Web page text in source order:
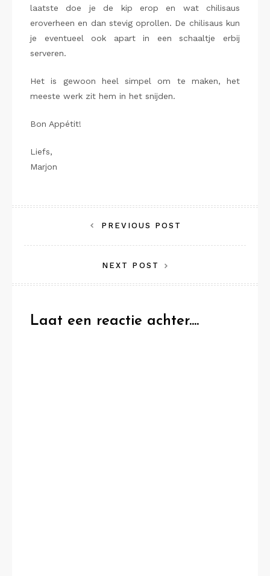
laatste doe je de kip erop en wat chilisaus
eroverheen en dan stevig oprollen. De chilisaus kun
je eventueel ook apart in een schaaltje erbij
serveren.
Het is gewoon heel simpel om te maken, het
meeste werk zit hem in het snijden.
Bon Appétit!
Liefs,
Marjon
navigatie
PREVIOUS POST
NEXT POST
Laat een reactie achter....